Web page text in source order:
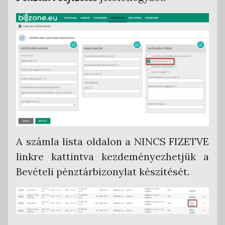
RLB 60 Bt. Kettős Könyvvitel
Tensoft Kettős Könyvvitel
A számla lista oldalon a NINCS FIZETVE
linkre kattintva kezdeményezhetjük a
Bevételi pénztárbizonylat készítését.